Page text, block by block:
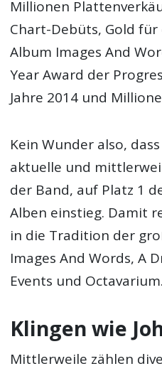
Millionen
Chart-Debüts, Gold für
Album Images And
Year Award der
Jahre 2014 und
Kein Wunder also,
aktuelle und
der Band, auf Platz 1
Alben einstieg. Damit
in die Tradition der
Images And Words, A
Events und Octavarium.
Klingen wie
Mittlerweile zählen